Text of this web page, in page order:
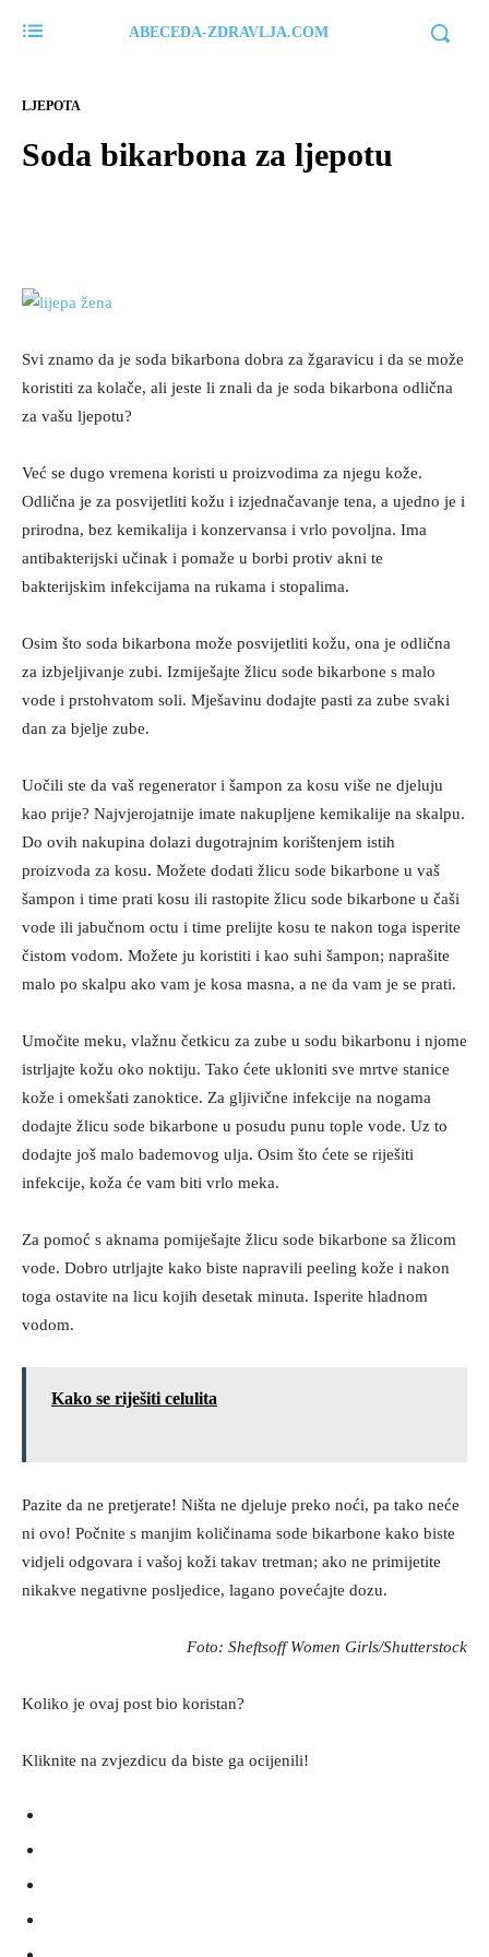
ABECEDA-ZDRAVLJA.COM
LJEPOTA
Soda bikarbona za ljepotu
Svi znamo da je soda bikarbona dobra za žgaravicu i da se može
koristiti za kolače, ali jeste li znali da je soda bikarbona odlična
za vašu ljepotu?
Već se dugo vremena koristi u proizvodima za njegu kože.
Odlična je za posvijetliti kožu i izjednačavanje tena, a ujedno je i
prirodna, bez kemikalija i konzervansa i vrlo povoljna. Ima
antibakterijski učinak i pomaže u borbi protiv akni te
bakterijskim infekcijama na rukama i stopalima.
Osim što soda bikarbona može posvijetliti kožu, ona je odlična
za izbjeljivanje zubi. Izmiješajte žlicu sode bikarbone s malo
vode i prstohvatom soli. Mješavinu dodajte pasti za zube svaki
dan za bjelje zube.
Uočili ste da vaš regenerator i šampon za kosu više ne djeluju
kao prije? Najvjerojatnije imate nakupljene kemikalije na skalpu.
Do ovih nakupina dolazi dugotrajnim korištenjem istih
proizvoda za kosu. Možete dodati žlicu sode bikarbone u vaš
šampon i time prati kosu ili rastopite žlicu sode bikarbone u čaši
vode ili jabučnom octu i time prelijte kosu te nakon toga isperite
čistom vodom. Možete ju koristiti i kao suhi šampon; naprašite
malo po skalpu ako vam je kosa masna, a ne da vam je se prati.
Umočite meku, vlažnu četkicu za zube u sodu bikarbonu i njome
istrljajte kožu oko noktiju. Tako ćete ukloniti sve mrtve stanice
kože i omekšati zanoktice. Za gljivične infekcije na nogama
dodajte žlicu sode bikarbone u posudu punu tople vode. Uz to
dodajte još malo bademovog ulja. Osim što ćete se riješiti
infekcije, koža će vam biti vrlo meka.
Za pomoć s aknama pomiješajte žlicu sode bikarbone sa žlicom
vode. Dobro utrljajte kako biste napravili peeling kože i nakon
toga ostavite na licu kojih desetak minuta. Isperite hladnom
vodom.
Kako se riješiti celulita
Pazite da ne pretjerate! Ništa ne djeluje preko noći, pa tako neće
ni ovo! Počnite s manjim količinama sode bikarbone kako biste
vidjeli odgovara i vašoj koži takav tretman; ako ne primijetite
nikakve negativne posljedice, lagano povećajte dozu.
Foto: Sheftsoff Women Girls/Shutterstock
Koliko je ovaj post bio koristan?
Kliknite na zvjezdicu da biste ga ocijenili!